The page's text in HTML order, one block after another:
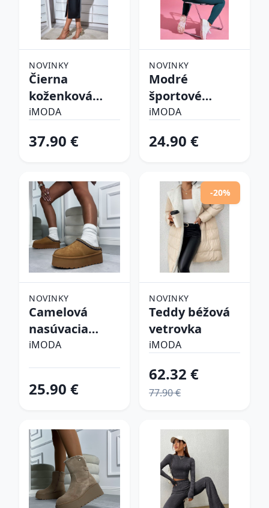
NOVINKY
Čierna
koženková
sukňa s
iMODA
37.90 €
NOVINKY
Modré
športové
legíny
iMODA
24.90 €
NOVINKY
Camelová
nasúvacia
obuv
iMODA
25.90 €
-20%
NOVINKY
Teddy béžová
vetrovka
iMODA
62.32 €
77.90 €